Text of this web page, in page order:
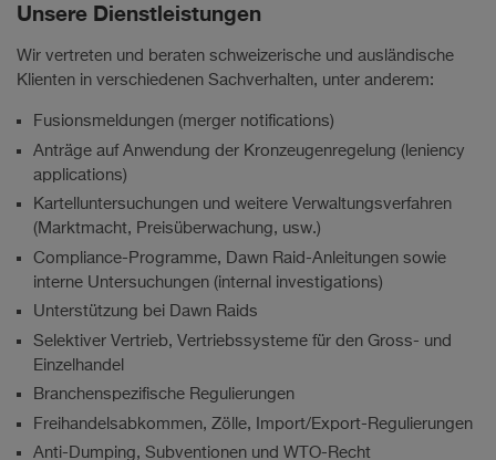
Unsere Dienstleistungen
Wir vertreten und beraten schweizerische und ausländische
Klienten in verschiedenen Sachverhalten, unter anderem:
Fusionsmeldungen (merger notifications)
Anträge auf Anwendung der Kronzeugenregelung (leniency
applications)
Kartelluntersuchungen und weitere Verwaltungsverfahren
(Marktmacht, Preisüberwachung, usw.)
Compliance-Programme, Dawn Raid-Anleitungen sowie
interne Untersuchungen (internal investigations)
Unterstützung bei Dawn Raids
Selektiver Vertrieb, Vertriebssysteme für den Gross- und
Einzelhandel
Branchenspezifische Regulierungen
Freihandelsabkommen, Zölle, Import/Export-Regulierungen
Anti-Dumping, Subventionen und WTO-Recht